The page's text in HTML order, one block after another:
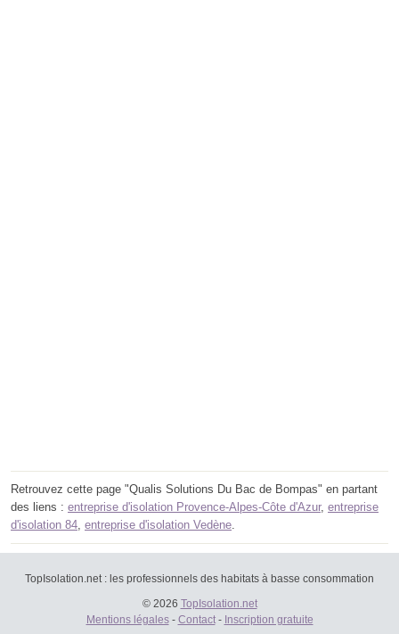
Retrouvez cette page "Qualis Solutions Du Bac de Bompas" en partant
des liens : entreprise d'isolation Provence-Alpes-Côte d'Azur, entreprise
d'isolation 84, entreprise d'isolation Vedène.
TopIsolation.net : les professionnels des habitats à basse consommation
© 2026 TopIsolation.net
Mentions légales- Contact- Inscription gratuite